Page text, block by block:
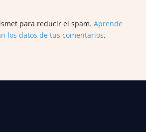
para reducir el spam. Aprende
los datos de tus comentarios.